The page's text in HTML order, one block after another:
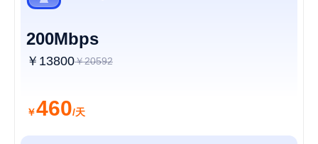
200Mbps
￥13800￥20592
￥460/天